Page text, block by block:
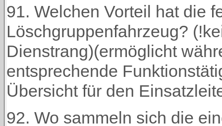
91. Welchen Vorteil hat die
Löschgruppenfahrzeug?
Dienstrang)(ermöglicht
entsprechende
Übersicht für den
92. Wo sammeln sich die